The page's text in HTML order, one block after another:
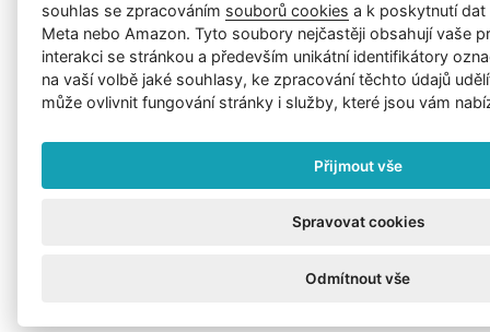
souhlas se zpracováním souborů cookies a k poskytnutí
Meta nebo Amazon. Tyto soubory nejčastěji obsahují vaše
interakci se stránkou a především unikátní identifikátory
na vaší volbě jaké souhlasy, ke zpracování těchto údajů
může ovlivnit fungování stránky i služby, které jsou vám
Přijmout vše
Spravovat cookies
Odmítnout vše